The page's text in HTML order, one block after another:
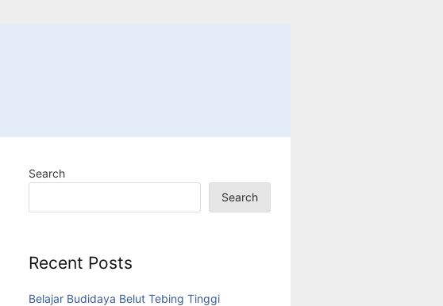
Search
Search
Recent Posts
Belajar Budidaya Belut Tebing Tinggi